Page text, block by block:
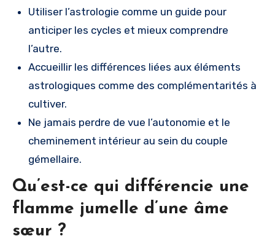
Utiliser l’astrologie comme un guide pour
anticiper les cycles et mieux comprendre
l’autre.
Accueillir les différences liées aux éléments
astrologiques comme des complémentarités à
cultiver.
Ne jamais perdre de vue l’autonomie et le
cheminement intérieur au sein du couple
gémellaire.
Qu’est-ce qui différencie une
flamme jumelle d’une âme
sœur ?